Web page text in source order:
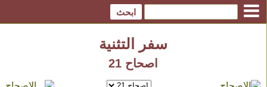
سفر التثنية
اصحاح 21